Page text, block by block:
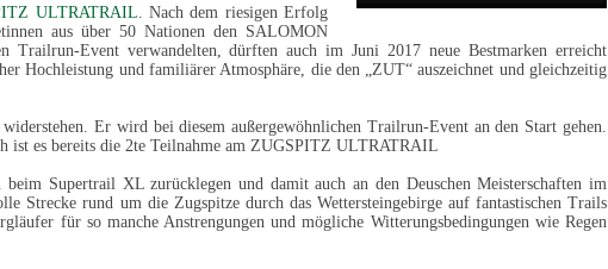
ULTRATRAIL. Nach dem riesigen Erfolg
aus über 50 Nationen den SALOMON
Trailrun-Event verwandelten, dürften auch im Juni 2017 neue Bestmarken erreicht
Hochleistung und familiärer Atmosphäre, die den „ZUT“ auszeichnet und gleichzeitig
Er wird bei diesem außergewöhnlichen Trailrun-Event an den Start gehen.
ist es bereits die 2te Teilnahme am ZUGSPITZ ULTRATRAIL
Supertrail XL zurücklegen und damit auch an den Deuschen Meisterschaften im
Strecke rund um die Zugspitze durch das Wettersteingebirge auf fantastischen Trails
für so manche Anstrengungen und mögliche Witterungsbedingungen wie Regen